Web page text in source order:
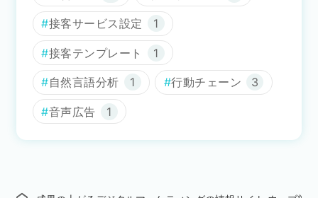
接客サービス設定 1
接客テンプレート 1
自然言語分析 1 行動チェーン 3
音声広告 1